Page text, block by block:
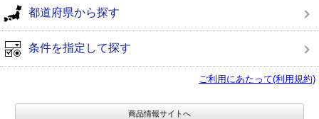
都道府県から探す
条件を指定して探す
ご利用にあたって(利用規約)
商品情報サイトへ